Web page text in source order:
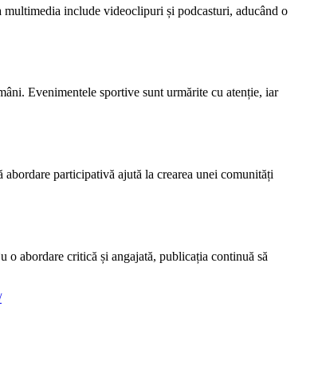
multimedia include videoclipuri și podcasturi, aducând o
Evenimentele sportive sunt urmărite cu atenție, iar
participativă ajută la crearea unei comunități
abordare critică și angajată, publicația continuă să